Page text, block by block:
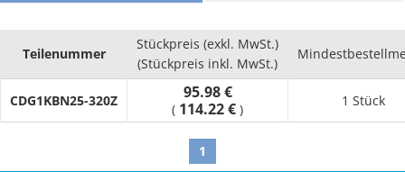
Teilenummer
Stückpreis (exkl. MwSt.)
(Stückpreis inkl. MwSt.)
CDG1KBN25-320Z 95.98 €
( 114.22 € )
1 Stück
1